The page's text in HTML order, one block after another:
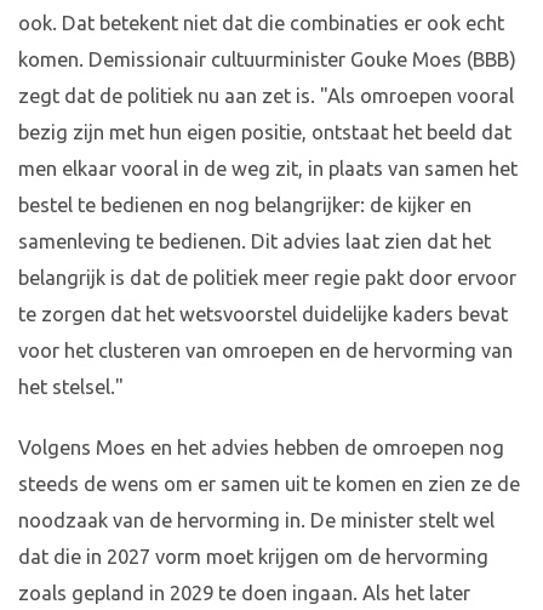
ook. Dat betekent niet dat die combinaties er ook echt
komen. Demissionair cultuurminister Gouke Moes (BBB)
zegt dat de politiek nu aan zet is. "Als omroepen vooral
bezig zijn met hun eigen positie, ontstaat het beeld dat
men elkaar vooral in de weg zit, in plaats van samen het
bestel te bedienen en nog belangrijker: de kijker en
samenleving te bedienen. Dit advies laat zien dat het
belangrijk is dat de politiek meer regie pakt door ervoor
te zorgen dat het wetsvoorstel duidelijke kaders bevat
voor het clusteren van omroepen en de hervorming van
het stelsel."
Volgens Moes en het advies hebben de omroepen nog
steeds de wens om er samen uit te komen en zien ze de
noodzaak van de hervorming in. De minister stelt wel
dat die in 2027 vorm moet krijgen om de hervorming
zoals gepland in 2029 te doen ingaan. Als het later